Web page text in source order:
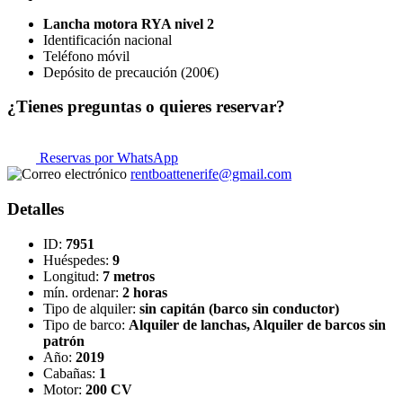
Lancha motora RYA nivel 2
Identificación nacional
Teléfono móvil
Depósito de precaución (200€)
¿Tienes preguntas o quieres reservar?
Reservas por WhatsApp
rentboattenerife@gmail.com
Detalles
ID: 7951
Huéspedes: 9
Longitud: 7 metros
mín. ordenar: 2 horas
Tipo de alquiler: sin capitán (barco sin conductor)
Tipo de barco: Alquiler de lanchas, Alquiler de barcos sin
patrón
Año: 2019
Cabañas: 1
Motor: 200 CV